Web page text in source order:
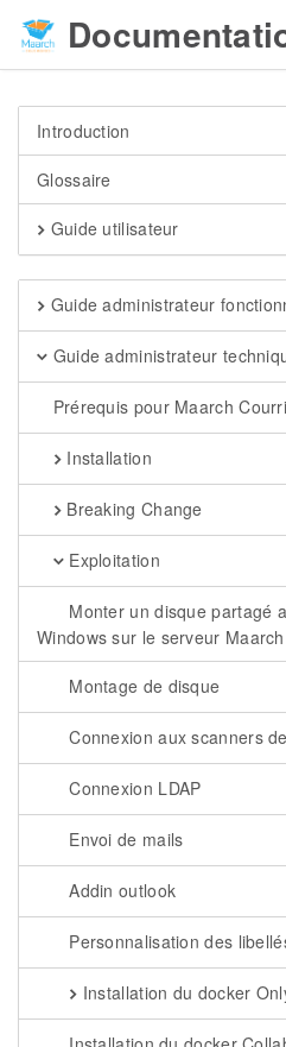
Introduction
Glossaire
Guide utilisateur
Guide administrateur
Guide administrateur
Prérequis pour Maarch
Installation
Breaking Change
Exploitation
Monter un disque partagé
Windows sur le serveur
Montage de disque
Connexion aux scanners
Connexion LDAP
Envoi de mails
Addin outlook
Personnalisation des
Installation du docker